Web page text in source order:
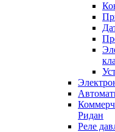
Ридан
Реле